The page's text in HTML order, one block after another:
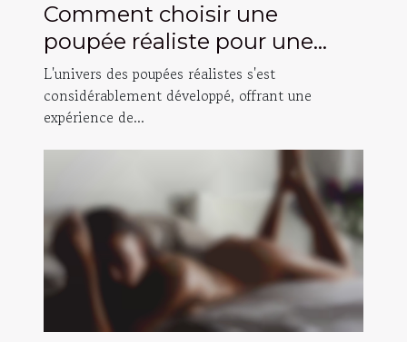
Comment choisir une
poupée réaliste pour une
expérience personnalisée
L'univers des poupées réalistes s'est
considérablement développé, offrant une
expérience de...